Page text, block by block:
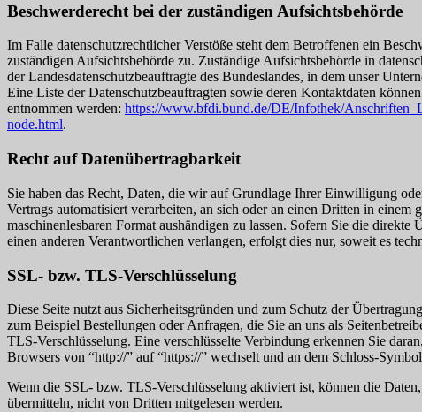
Beschwerderecht bei der zuständigen Aufsichtsbehörde
Im Falle datenschutzrechtlicher Verstöße steht dem Betroffenen ein
zuständigen Aufsichtsbehörde zu. Zuständige Aufsichtsbehörde in
der Landesdatenschutzbeauftragte des Bundeslandes, in dem unser
Eine Liste der Datenschutzbeauftragten sowie deren Kontaktdaten
entnommen werden: https://www.bfdi.bund.de/DE/Infothek/
node.html.
Recht auf Datenübertragbarkeit
Sie haben das Recht, Daten, die wir auf Grundlage Ihrer Einwilligung
Vertrags automatisiert verarbeiten, an sich oder an einen Dritten in einem
maschinenlesbaren Format aushändigen zu lassen. Sofern Sie die direkte
einen anderen Verantwortlichen verlangen, erfolgt dies nur, soweit es
SSL- bzw. TLS-Verschlüsselung
Diese Seite nutzt aus Sicherheitsgründen und zum Schutz der
zum Beispiel Bestellungen oder Anfragen, die Sie an uns als
TLS-Verschlüsselung. Eine verschlüsselte Verbindung erkennen Sie
Browsers von “http://” auf “https://” wechselt und an dem Schloss-
Wenn die SSL- bzw. TLS-Verschlüsselung aktiviert ist, können die
übermitteln, nicht von Dritten mitgelesen werden.